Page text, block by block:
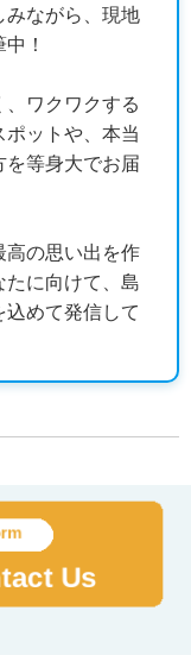
みながら、現地
！
ワクワクする
ットや、本当
等身大でお届
高の思い出を作
たに向けて、島
めて発信して